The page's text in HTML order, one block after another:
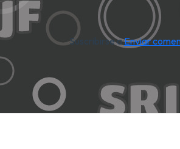
Suscribirse a:Enviar